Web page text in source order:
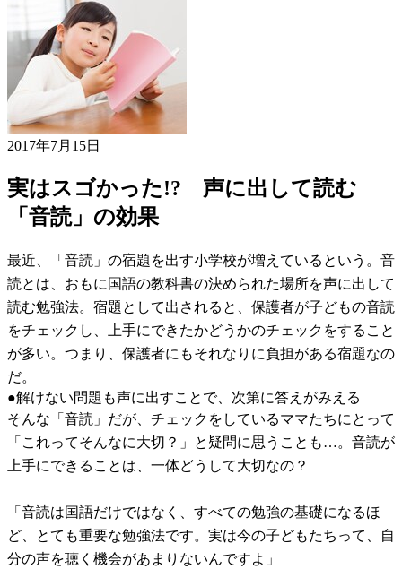
2017年7月15日
実はスゴかった!? 声に出して読む
「音読」の効果
最近、「音読」の宿題を出す小学校が増えているという。音
読とは、おもに国語の教科書の決められた場所を声に出して
読む勉強法。宿題として出されると、保護者が子どもの音読
をチェックし、上手にできたかどうかのチェックをすること
が多い。つまり、保護者にもそれなりに負担がある宿題なの
だ。
●解けない問題も声に出すことで、次第に答えがみえる
そんな「音読」だが、チェックをしているママたちにとって
「これってそんなに大切？」と疑問に思うことも…。音読が
上手にできることは、一体どうして大切なの？
「音読は国語だけではなく、すべての勉強の基礎になるほ
ど、とても重要な勉強法です。実は今の子どもたちって、自
分の声を聴く機会があまりないんですよ」